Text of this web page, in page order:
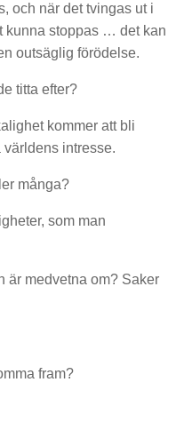
och när det tvingas ut i
kunna stoppas … det kan
outsäglig förödelse.
titta efter?
kommer att bli
världens intresse.
många?
som man
är medvetna om? Saker
fram?